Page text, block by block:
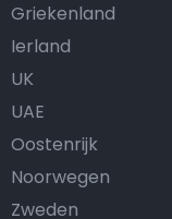
Griekenland
Ierland
UK
UAE
Oostenrijk
Noorwegen
Zweden